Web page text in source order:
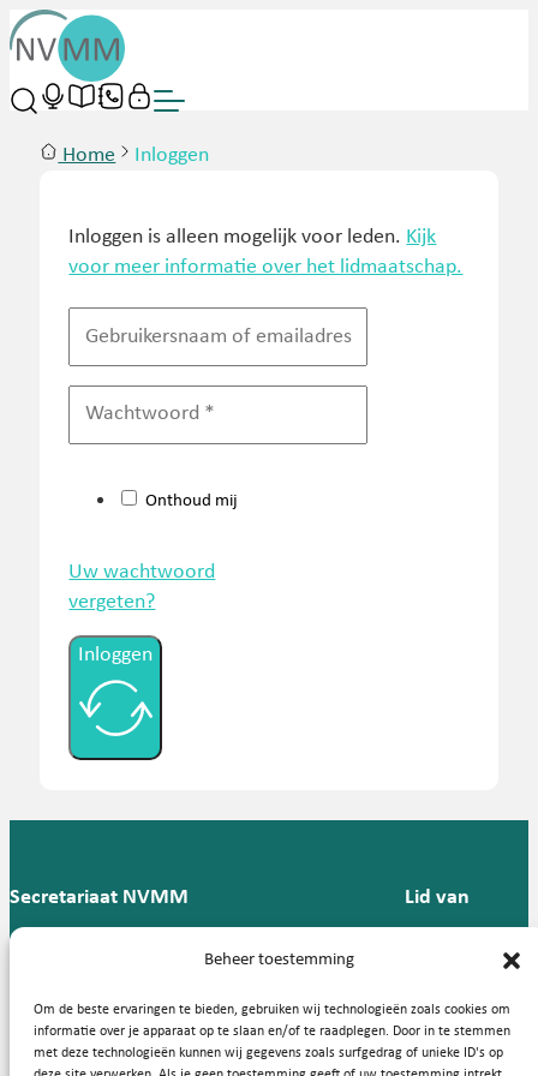
Beheer toestemming
Om de beste ervaringen te bieden, gebruiken wij technologieën zoals cookies om
informatie over je apparaat op te slaan en/of te raadplegen. Door in te stemmen
met deze technologieën kunnen wij gegevens zoals surfgedrag of unieke ID's op
Home Inloggen
Inloggen is alleen mogelijk voor leden. Kijk
voor meer informatie over het lidmaatschap.
Onthoud mij
Uw wachtwoord
vergeten?
Inloggen
Secretariaat NVMM
Groningen
T: 088 -
57
Lid van